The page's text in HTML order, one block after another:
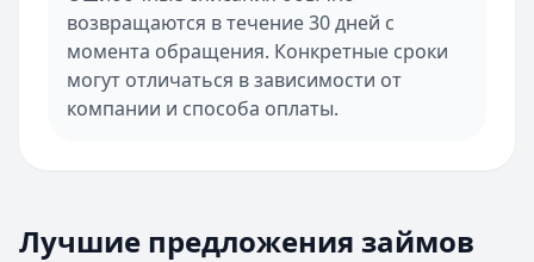
возвращаются в течение 30 дней с
момента обращения. Конкретные сроки
могут отличаться в зависимости от
компании и способа оплаты.
Лучшие предложения займов